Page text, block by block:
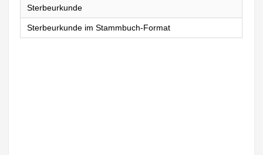
Sterbeurkunde
Sterbeurkunde im Stammbuch-Format